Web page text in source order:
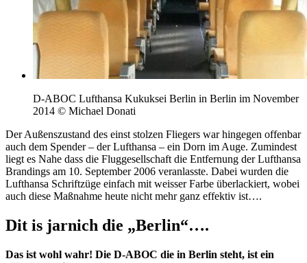
D-ABOC Lufthansa Kukuksei Berlin in Berlin im November
2014 © Michael Donati
Der Außenszustand des einst stolzen Fliegers war hingegen offenbar
auch dem Spender – der Lufthansa – ein Dorn im Auge. Zumindest
liegt es Nahe dass die Fluggesellschaft die Entfernung der Lufthansa
Brandings am 10. September 2006 veranlasste. Dabei wurden die
Lufthansa Schriftzüge einfach mit weisser Farbe überlackiert, wobei
auch diese Maßnahme heute nicht mehr ganz effektiv ist….
Dit is jarnich die „Berlin“….
Das ist wohl wahr! Die D-ABOC die in Berlin steht, ist ein